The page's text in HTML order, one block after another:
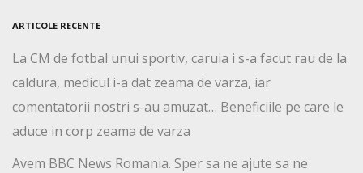
ARTICOLE RECENTE
La CM de fotbal unui sportiv, caruia i s-a facut rau de la
caldura, medicul i-a dat zeama de varza, iar
comentatorii nostri s-au amuzat… Beneficiile pe care le
aduce in corp zeama de varza
Avem BBC News Romania. Sper sa ne ajute sa ne